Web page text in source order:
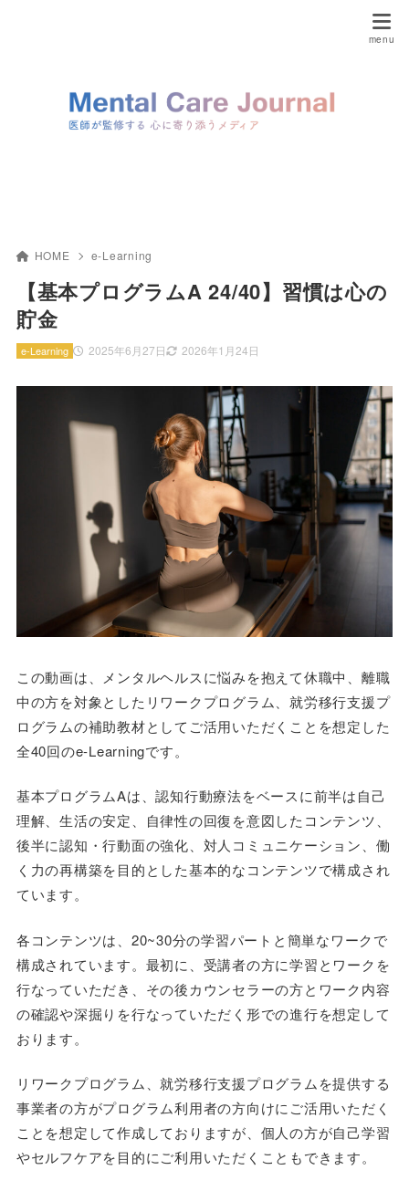
HOME e-Learning
【基本プログラムA 24/40】習慣は心の
貯金
2025年6月27日 2026年1月24日
e-Learning
この動画は、メンタルヘルスに悩みを抱えて休職中、離職
中の方を対象としたリワークプログラム、就労移行支援プ
ログラムの補助教材としてご活用いただくことを想定した
全40回のe-Learningです。
基本プログラムAは、認知行動療法をベースに前半は自己
理解、生活の安定、自律性の回復を意図したコンテンツ、
後半に認知・行動面の強化、対人コミュニケーション、働
く力の再構築を目的とした基本的なコンテンツで構成され
ています。
各コンテンツは、20~30分の学習パートと簡単なワークで
構成されています。最初に、受講者の方に学習とワークを
行なっていただき、その後カウンセラーの方とワーク内容
の確認や深掘りを行なっていただく形での進行を想定して
おります。
リワークプログラム、就労移行支援プログラムを提供する
事業者の方がプログラム利用者の方向けにご活用いただく
ことを想定して作成しておりますが、個人の方が自己学習
やセルフケアを目的にご利用いただくこともできます。